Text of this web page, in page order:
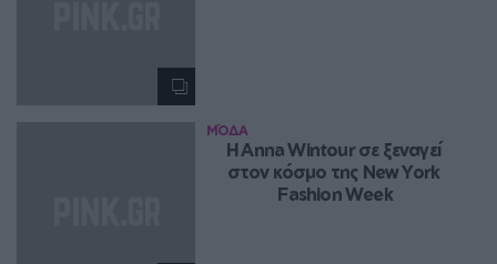
ΜΌΔΑ
H Anna Wintour σε ξεναγεί
στον κόσμο της New York
Fashion Week